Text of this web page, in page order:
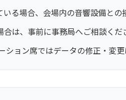
る場合、会場内の音響設備との
は、事前に事務局へご相談くだ
ション席ではデータの修正・変更